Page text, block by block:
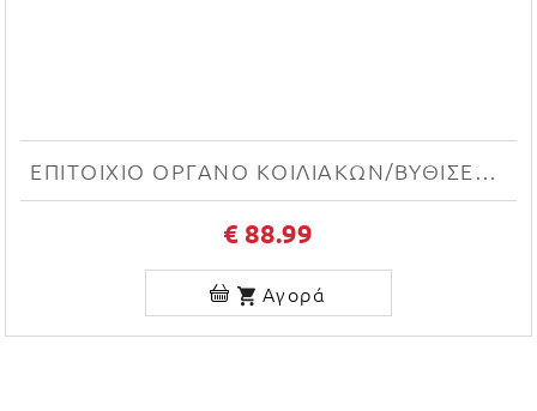
ΕΠΙΤΟΙΧΙΟ ΟΡΓΑΝΟ ΚΟΙΛΙΑΚΩΝ/ΒΥΘΙΣΕΩΝ GORILLASPORTS
€ 88.99
Αγορά